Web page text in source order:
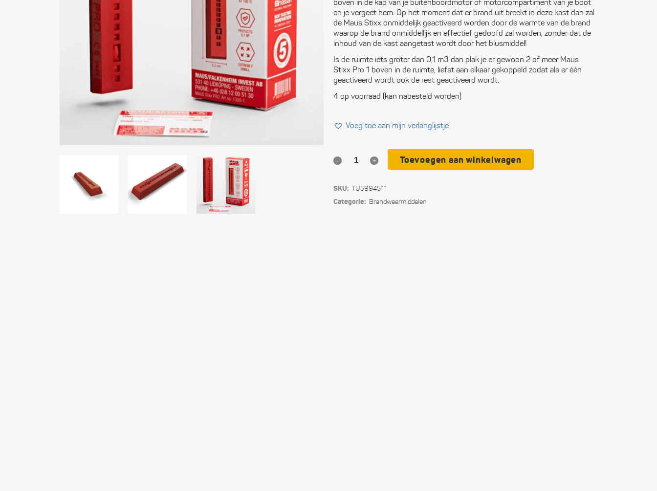
Electronica
Open boten
Veiligheid
Sluitingen
Communicatie
Persoonlijke
uitrusting
Blokken
Gereedschap
boven in de kap van je buitenboordmotor of motorcompartiment van je boot
en je vergeet hem. Op het moment dat er brand uit breekt in deze kast dan zal
de Maus Stixx onmiddelijk geactiveerd worden door de warmte van de brand
waarop de brand onmiddellijk en effectief gedoofd zal worden, zonder dat de
inhoud van de kast aangetast wordt door het blusmiddel!
Is de ruimte iets groter dan 0,1 m3 dan plak je er gewoon 2 of meer Maus
Stixx Pro 1 boven in de ruimte, liefst aan elkaar gekoppeld zodat als er één
geactiveerd wordt ook de rest geactiveerd wordt.
4 op voorraad (kan nabesteld worden)
Voeg toe aan mijn verlanglijstje
Maus
Toevoegen aan winkelwagen
SKU: TU5994511
Categorie: Brand­weer­middelen